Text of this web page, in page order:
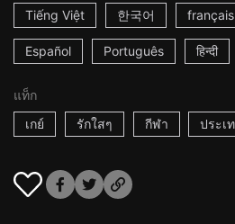
Tiếng Việt 한국어 français
Español Português हिन्दी
แท็ก
เกย์
รักใสๆ กีฬา ประเ